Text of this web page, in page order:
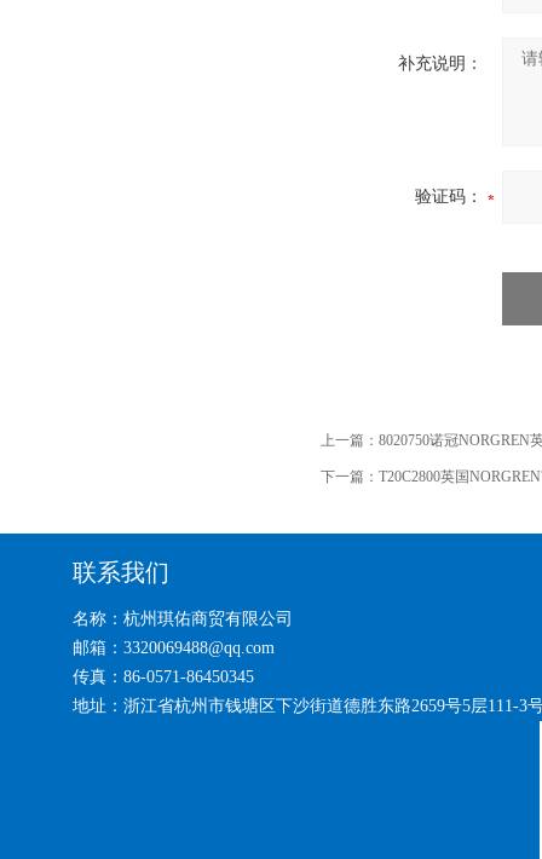
补充说明：
验证码：
上一篇： 8020750诺冠NORGREN
下一篇： T20C2800英国
联系我们
名称：杭州琪佑商贸有限公司
邮箱：3320069488@qq.com
传真：86-0571-86450345
地址：浙江省杭州市钱塘区下沙街道德胜东路2659号5层111-3